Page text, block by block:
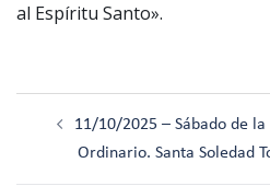
al Espíritu Santo».
entradas
11/10/2025 – Sábado de
Ordinario. Santa Soledad